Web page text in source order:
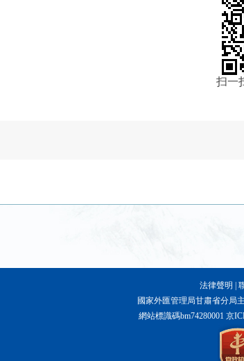
扫一
法律聲明
國家外匯管理局甘肅省分局
網站標識碼bm74280001京